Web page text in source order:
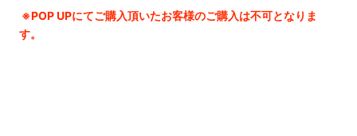
※POP UPにてご購入頂いたお客様のご購入は不可となりま
す。